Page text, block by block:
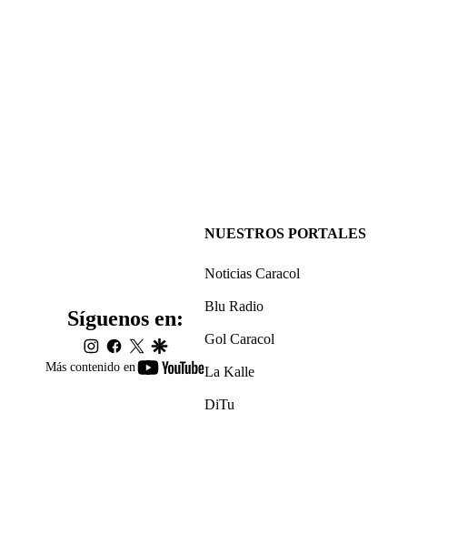
Más contenido en
youtube-
Síguenos en:
instagram
facebook
twittergoogle
NUESTROS PORTALES
Noticias Caracol
Blu Radio
Gol Caracol
La Kalle
DiTu